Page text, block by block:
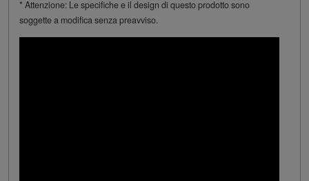
* Attenzione: Le specifiche e il design di questo prodotto sono
soggette a modifica senza preavviso.